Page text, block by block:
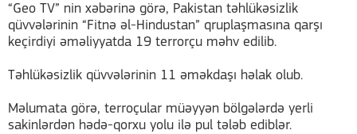
“Geo TV” nin xəbərinə görə, Pakistan təhlükəsizlik
qüvvələrinin “Fitnə əl-Hindustan” qruplaşmasına qarşı
keçirdiyi əməliyyatda 19 terrorçu məhv edilib.
Təhlükəsizlik qüvvələrinin 11 əməkdaşı həlak olub.
Məlumata görə, terroçular müəyyən bölgələrdə yerli
sakinlərdən hədə-qorxu yolu ilə pul tələb ediblər.